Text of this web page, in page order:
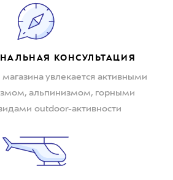
КОНСУЛЬТАЦИЯ
увлекается активными
альпинизмом, горными
outdoor-активности